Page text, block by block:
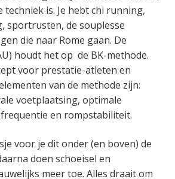
techniek is. Je hebt chi running,
sportrusten, de souplesse
die naar Rome gaan. De
houdt het op de BK-methode.
voor prestatie-atleten en
van de methode zijn:
voetplaatsing, optimale
en rompstabiliteit.
voor je dit onder (en boven) de
doen schoeisel en
meer toe. Alles draait om